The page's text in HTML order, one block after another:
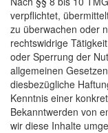
verpflichtet,
zu überwachen oder
rechtswidrige
oder Sperrung der
allgemeinen
diesbezügliche
Kenntnis einer
Bekanntwerden von
wir diese Inhalte